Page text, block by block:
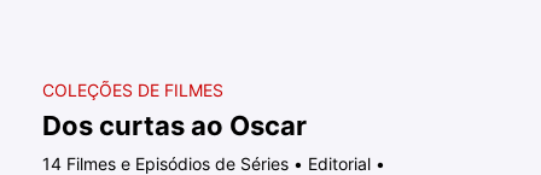
COLEÇÕES DE FILMES
Dos curtas ao Oscar
14 Filmes e Episódios de Séries • Editorial •